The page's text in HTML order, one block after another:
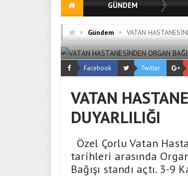
GÜNDEM
» Gündem » VATAN
Facebook Twitter
VATAN
DUYARLILIĞI
Özel Çorlu Vatan
tarihleri arasında
Bağışı standı açtı. 3-9